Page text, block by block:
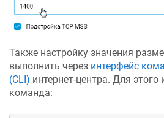
Также настройку значения
выполнить через интерфейс
(CLI) интернет-центра. Для этого
команда: